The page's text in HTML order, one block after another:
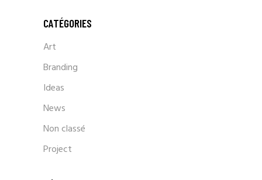
CATÉGORIES
Art
Branding
Ideas
News
Non classé
Project